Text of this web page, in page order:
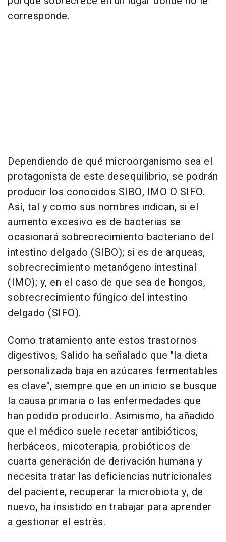
corresponde.
Dependiendo de qué microorganismo sea el
protagonista de este desequilibrio, se podrán
producir los conocidos SIBO, IMO O SIFO.
Así, tal y como sus nombres indican, si el
aumento excesivo es de bacterias se
ocasionará sobrecrecimiento bacteriano del
intestino delgado (SIBO); si es de arqueas,
sobrecrecimiento metanógeno intestinal
(IMO); y, en el caso de que sea de hongos,
sobrecrecimiento fúngico del intestino
delgado (SIFO).
Como tratamiento ante estos trastornos
digestivos, Salido ha señalado que "la dieta
personalizada baja en azúcares fermentables
es clave", siempre que en un inicio se busque
la causa primaria o las enfermedades que
han podido producirlo. Asimismo, ha añadido
que el médico suele recetar antibióticos,
herbáceos, micoterapia, probióticos de
cuarta generación de derivación humana y
necesita tratar las deficiencias nutricionales
del paciente, recuperar la microbiota y, de
nuevo, ha insistido en trabajar para aprender
a gestionar el estrés.